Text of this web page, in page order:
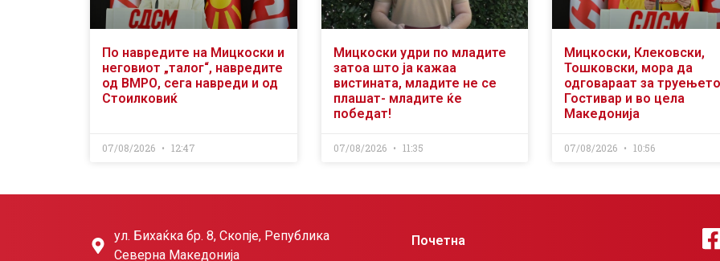
По навредите на Мицкоски и
неговиот „талог“, навредите
од ВМРО, сега навреди и од
Стоилковиќ
07/08/2026 12:47
Мицкоски удри по младите
затоа што ја кажаа
вистината, младите не се
плашат- младите ќе
победат!
07/08/2026 11:35
Мицкоски, Клековски,
Тошковски, мора да
одговараат за
Гостивар и во цела
Македонија
07/08/2026 10:56
ул. Бихаќка бр. 8, Скопје, Република
Северна Македонија
Почетна